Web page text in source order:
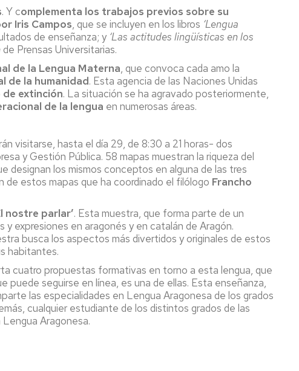
. Y complementa los trabajos previos sobre su
Iris Campos, que se incluyen en los libros ‘Lengua
de enseñanza; y ‘Las actitudes lingüísticas en los
de Prensas Universitarias.
de la Lengua Materna, que convoca cada amo la
de la humanidad. Esta agencia de las Naciones Unidas
extinción. La situación se ha agravado posteriormente,
de la lengua en numerosas áreas.
visitarse, hasta el día 29, de 8:30 a 21 horas- dos
y Gestión Pública. 58 mapas muestran la riqueza del
designan los mismos conceptos en alguna de las tres
de estos mapas que ha coordinado el filólogo Francho
nostre parlar’. Esta muestra, que forma parte de un
expresiones en aragonés y en catalán de Aragón.
busca los aspectos más divertidos y originales de estos
habitantes.
cuatro propuestas formativas en torno a esta lengua, que
puede seguirse en línea, es una de ellas. Esta enseñanza,
las especialidades en Lengua Aragonesa de los grados
cualquier estudiante de los distintos grados de las
Aragonesa.